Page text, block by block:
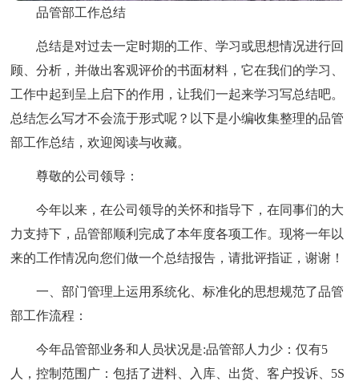
品管部工作总结
总结是对过去一定时期的工作、学习或思想情况进行回
顾、分析，并做出客观评价的书面材料，它在我们的学习、
工作中起到呈上启下的作用，让我们一起来学习写总结吧。
总结怎么写才不会流于形式呢？以下是小编收集整理的品管
部工作总结，欢迎阅读与收藏。
尊敬的公司领导：
今年以来，在公司领导的关怀和指导下，在同事们的大
力支持下，品管部顺利完成了本年度各项工作。现将一年以
来的工作情况向您们做一个总结报告，请批评指证，谢谢！
一、部门管理上运用系统化、标准化的思想规范了品管
部工作流程：
今年品管部业务和人员状况是:品管部人力少：仅有5
人，控制范围广：包括了进料、入库、出货、客户投诉、5S